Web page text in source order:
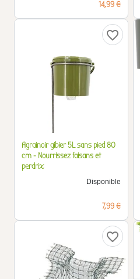
Prix
14,99 €
favorite_border
Agrainoir gibier 5L sans pied 80
cm - Nourrissez faisans et
perdrix
Disponible
Prix
7,99 €
favorite_border